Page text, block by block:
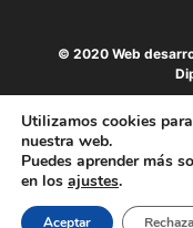
© 2020 Web
Utilizamos cookies
nuestra web.
Puedes aprender más
en los ajustes.
Aceptar